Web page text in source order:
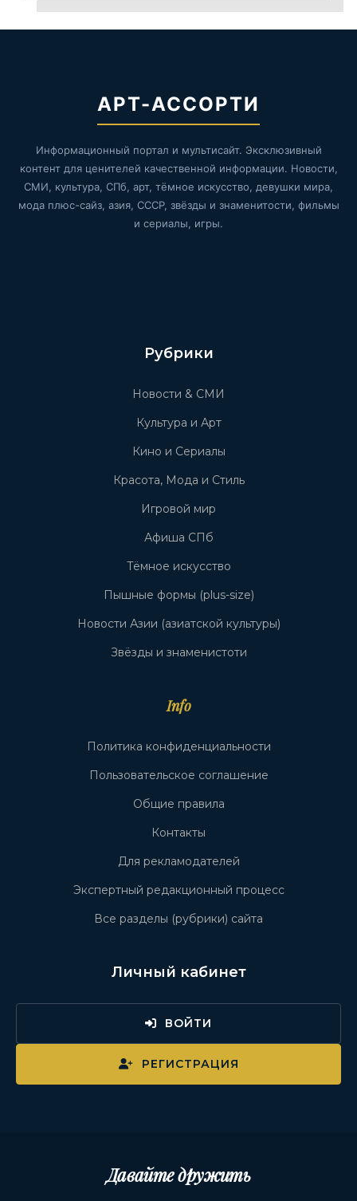
АРТ-АССОРТИ
Информационный портал и мультисайт. Эксклюзивный
контент для ценителей качественной информации. Новости,
СМИ, культура, СПб, арт, тёмное искусство, девушки мира,
мода плюс-сайз, азия, СССР, звёзды и знаменитости, фильмы
и сериалы, игры.
Рубрики
Новости & СМИ
Культура и Арт
Кино и Сериалы
Красота, Мода и Стиль
Игровой мир
Афиша СПб
Тёмное искусство
Пышные формы (plus-size)
Новости Азии (азиатской культуры)
Звёзды и знаменистоти
Info
Политика конфиденциальности
Пользовательское соглашение
Общие правила
Контакты
Для рекламодателей
Экспертный редакционный процесс
Все разделы (рубрики) сайта
Личный кабинет
ВОЙТИ
РЕГИСТРАЦИЯ
Давайте дружить